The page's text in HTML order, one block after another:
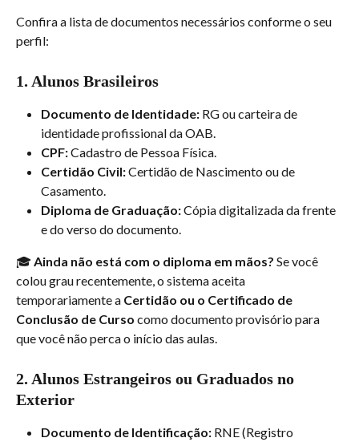
Confira a lista de documentos necessários conforme o seu
perfil:
1. Alunos Brasileiros
Documento de Identidade: RG ou carteira de
identidade profissional da OAB.
CPF: Cadastro de Pessoa Física.
Certidão Civil: Certidão de Nascimento ou de
Casamento.
Diploma de Graduação: Cópia digitalizada da frente
e do verso do documento.
🎓 Ainda não está com o diploma em mãos? Se você
colou grau recentemente, o sistema aceita
temporariamente a Certidão ou o Certificado de
Conclusão de Curso como documento provisório para
que você não perca o início das aulas.
2. Alunos Estrangeiros ou Graduados no
Exterior
Documento de Identificação: RNE (Registro